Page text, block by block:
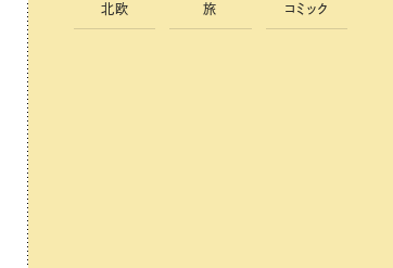
北欧 旅 コ ミ ック